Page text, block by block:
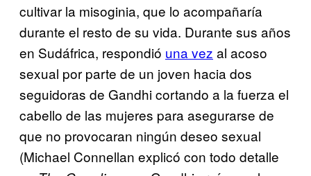
cultivar la misoginia, que lo acompañaría
durante el resto de su vida. Durante sus años
en Sudáfrica, respondió una vez al acoso
sexual por parte de un joven hacia dos
seguidoras de Gandhi cortando a la fuerza el
cabello de las mujeres para asegurarse de
que no provocaran ningún deseo sexual
(Michael Connellan explicó con todo detalle